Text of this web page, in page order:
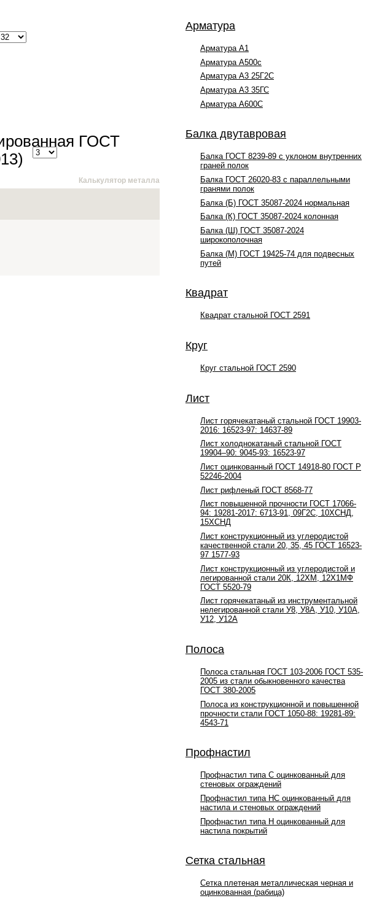
ГОСТ
Калькулятор металла
Арматура
Арматура А1
Арматура А500с
Арматура А3 25Г2С
Арматура А3 35ГС
Арматура А600С
Балка двутавровая
Балка ГОСТ 8239-89 с уклоном внутренних
граней полок
Балка ГОСТ 26020-83 с параллельными
гранями полок
Балка (Б) ГОСТ 35087-2024 нормальная
Балка (К) ГОСТ 35087-2024 колонная
Балка (Ш) ГОСТ 35087-2024
широкополочная
Балка (М) ГОСТ 19425-74 для подвесных
путей
Квадрат
Квадрат стальной ГОСТ 2591
Круг
Круг стальной ГОСТ 2590
Лист
Лист горячекатаный стальной ГОСТ 19903-
2016: 16523-97: 14637-89
Лист холоднокатаный стальной ГОСТ
19904–90: 9045-93: 16523-97
Лист оцинкованный ГОСТ 14918-80 ГОСТ Р
52246-2004
Лист рифленый ГОСТ 8568-77
Лист повышенной прочности ГОСТ 17066-
94: 19281-2017: 6713-91, 09Г2С, 10ХСНД,
15ХСНД
Лист конструкционный из углеродистой
качественной стали 20, 35, 45 ГОСТ 16523-
97 1577-93
Лист конструкционный из углеродистой и
легированной стали 20К, 12ХМ, 12Х1МФ
ГОСТ 5520-79
Лист горячекатаный из инструментальной
нелегированной стали У8, У8А, У10, У10А,
У12, У12А
Полоса
Полоса стальная ГОСТ 103-2006 ГОСТ 535-
2005 из стали обыкновенного качества
ГОСТ 380-2005
Полоса из конструкционной и повышенной
прочности стали ГОСТ 1050-88: 19281-89:
4543-71
Профнастил
Профнастил типа С оцинкованный для
стеновых ограждений
Профнастил типа НС оцинкованный для
настила и стеновых ограждений
Профнастил типа Н оцинкованный для
настила покрытий
Сетка стальная
Сетка плетеная металлическая черная и
оцинкованная (рабица)